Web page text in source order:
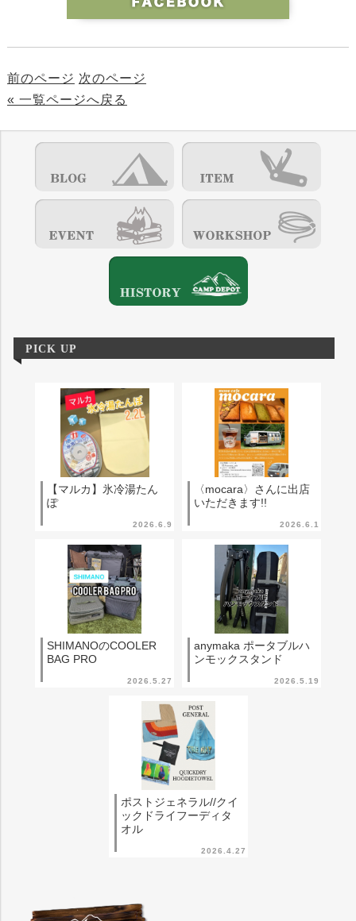
前のページ 次のページ
« 一覧ページへ戻る
PICK UP
2026.6.9
【マルカ】氷冷湯たん
ぽ
2026.6.1
〈mocara〉さんに出店
いただきます!!
2026.5.27
SHIMANOのCOOLER
BAG PRO
2026.5.19
anymaka ポータブルハ
ンモックスタンド
2026.4.27
ポストジェネラル//クイ
ックドライフーディタ
オル